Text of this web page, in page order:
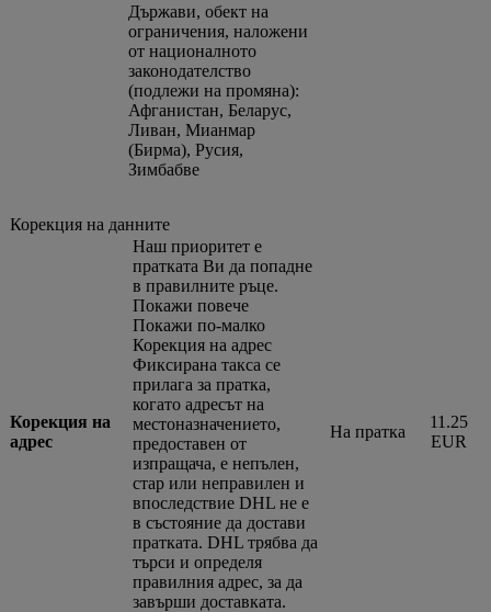
Държави, обект на
ограничения, наложени
от националното
законодателство
(подлежи на промяна):
Афганистан, Беларус,
Ливан, Мианмар
(Бирма), Русия,
Зимбабве
Корекция на данните
Корекция на
адрес
Наш приоритет е
пратката Ви да попадне
в правилните ръце.
Покажи повече
Покажи по-малко
Корекция на адрес
Фиксирана такса се
прилага за пратка,
когато адресът на
местоназначението,
предоставен от
изпращача, е непълен,
стар или неправилен и
впоследствие DHL не е
в състояние да достави
пратката. DHL трябва да
търси и определя
правилния адрес, за да
завърши доставката.
На пратка
11.25
EUR